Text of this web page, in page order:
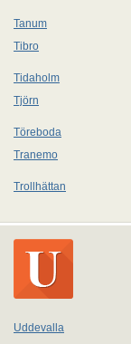
Tanum
Tibro
Tidaholm
Tjörn
Töreboda
Tranemo
Trollhättan
Uddevalla